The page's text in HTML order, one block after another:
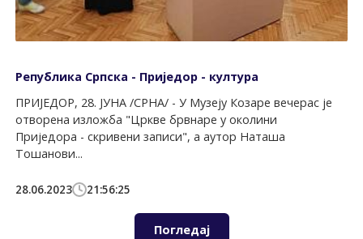
Република Српска - Приједор - култура
ПРИЈЕДОР, 28. ЈУНА /СРНА/ - У Музеју Козаре вечерас је
отворена изложба "Цркве брвнаре у околини
Приједора - скривени записи", а аутор Наташа
Тошанови...
28.06.2023 21:56:25
Погледај